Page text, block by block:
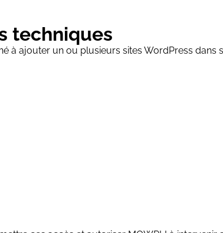
techniques
à ajouter un ou plusieurs sites WordPress dans